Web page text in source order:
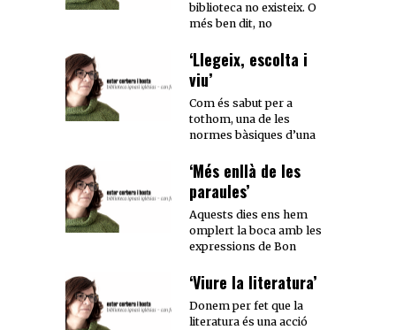
biblioteca no existeix. O
més ben dit, no
‘Llegeix, escolta i
viu’
Com és sabut per a
tothom, una de les
normes bàsiques d’una
‘Més enllà de les
paraules’
Aquests dies ens hem
omplert la boca amb les
expressions de Bon
‘Viure la literatura’
Donem per fet que la
literatura és una acció